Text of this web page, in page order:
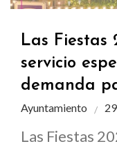
Las Fiestas
servicio
demanda
Ayuntamiento
Las Fiestas